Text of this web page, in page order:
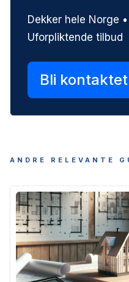
Dekker hele Norge
Uforpliktende tilbud
Bli kontaktet
ANDRE RELEVANTE